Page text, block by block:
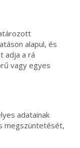
alapul, és
adja a rá
vagy egyes
adatainak
megszüntetését,